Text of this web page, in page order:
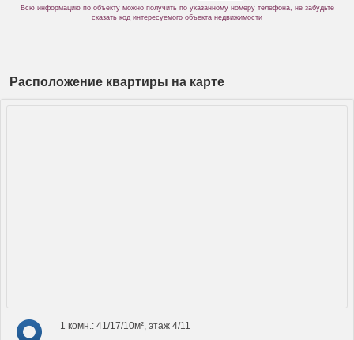
Всю информацию по объекту можно получить по указанному номеру телефона, не забудьте
сказать код интересуемого объекта недвижимости
Расположение квартиры на карте
1 комн.: 41/17/10м², этаж 4/11